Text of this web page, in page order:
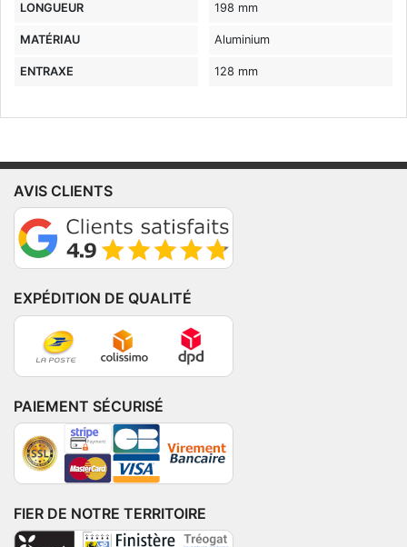
LONGUEUR 198 mm
MATÉRIAU Aluminium
ENTRAXE 128 mm
AVIS CLIENTS
EXPÉDITION DE QUALITÉ
PAIEMENT SÉCURISÉ
FIER DE NOTRE TERRITOIRE